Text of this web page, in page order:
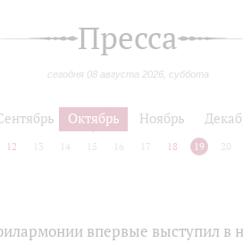
Пресса
сегодня 08 августа 2026, суббота
Октябрь Ноябрь
12 13 14 15 16 17 18 19 20
впервые выступил в